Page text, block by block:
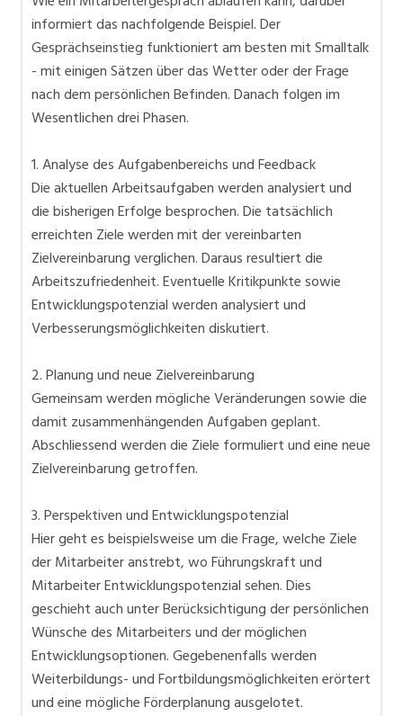
informiert das nachfolgende Beispiel. Der
Gesprächseinstieg funktioniert am besten mit Smalltalk
- mit einigen Sätzen über das Wetter oder der Frage
nach dem persönlichen Befinden. Danach folgen im
Wesentlichen drei Phasen.
1. Analyse des Aufgabenbereichs und Feedback
Die aktuellen Arbeitsaufgaben werden analysiert und
die bisherigen Erfolge besprochen. Die tatsächlich
erreichten Ziele werden mit der vereinbarten
Zielvereinbarung verglichen. Daraus resultiert die
Arbeitszufriedenheit. Eventuelle Kritikpunkte sowie
Entwicklungspotenzial werden analysiert und
Verbesserungsmöglichkeiten diskutiert.
2. Planung und neue Zielvereinbarung
Gemeinsam werden mögliche Veränderungen sowie die
damit zusammenhängenden Aufgaben geplant.
Abschliessend werden die Ziele formuliert und eine neue
Zielvereinbarung getroffen.
3. Perspektiven und Entwicklungspotenzial
Hier geht es beispielsweise um die Frage, welche Ziele
der Mitarbeiter anstrebt, wo Führungskraft und
Mitarbeiter Entwicklungspotenzial sehen. Dies
geschieht auch unter Berücksichtigung der persönlichen
Wünsche des Mitarbeiters und der möglichen
Entwicklungsoptionen. Gegebenenfalls werden
Weiterbildungs- und Fortbildungsmöglichkeiten erörtert
und eine mögliche Förderplanung ausgelotet.